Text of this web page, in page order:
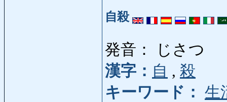
自殺
発音： じさつ
漢字： 自 , 殺
キーワード： 生